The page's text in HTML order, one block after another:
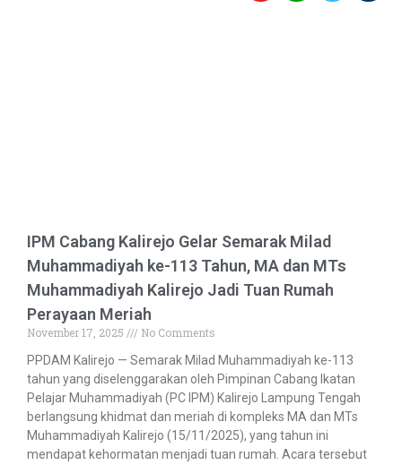
IPM Cabang Kalirejo Gelar Semarak Milad
Muhammadiyah ke-113 Tahun, MA dan MTs
Muhammadiyah Kalirejo Jadi Tuan Rumah
Perayaan Meriah
November 17, 2025
No Comments
PPDAM Kalirejo — Semarak Milad Muhammadiyah ke-113
tahun yang diselenggarakan oleh Pimpinan Cabang Ikatan
Pelajar Muhammadiyah (PC IPM) Kalirejo Lampung Tengah
berlangsung khidmat dan meriah di kompleks MA dan MTs
Muhammadiyah Kalirejo (15/11/2025), yang tahun ini
mendapat kehormatan menjadi tuan rumah. Acara tersebut